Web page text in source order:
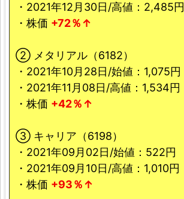
・2021年12月30日/高値：2,485円
・株価 +72％↑
② メタリアル（6182）
・2021年10月28日/始値：1,075円
・2021年11月08日/高値：1,534円
・株価 +42％↑
③ キャリア（6198）
・2021年09月02日/始値：522円
・2021年09月10日/高値：1,010円
・株価 +93％↑